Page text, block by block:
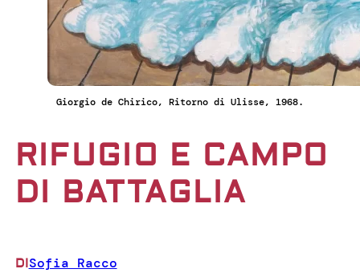
Giorgio de Chirico, Ritorno di Ulisse, 1968.
RIFUGIO E CAMPO
DI BATTAGLIA
DISofia Racco